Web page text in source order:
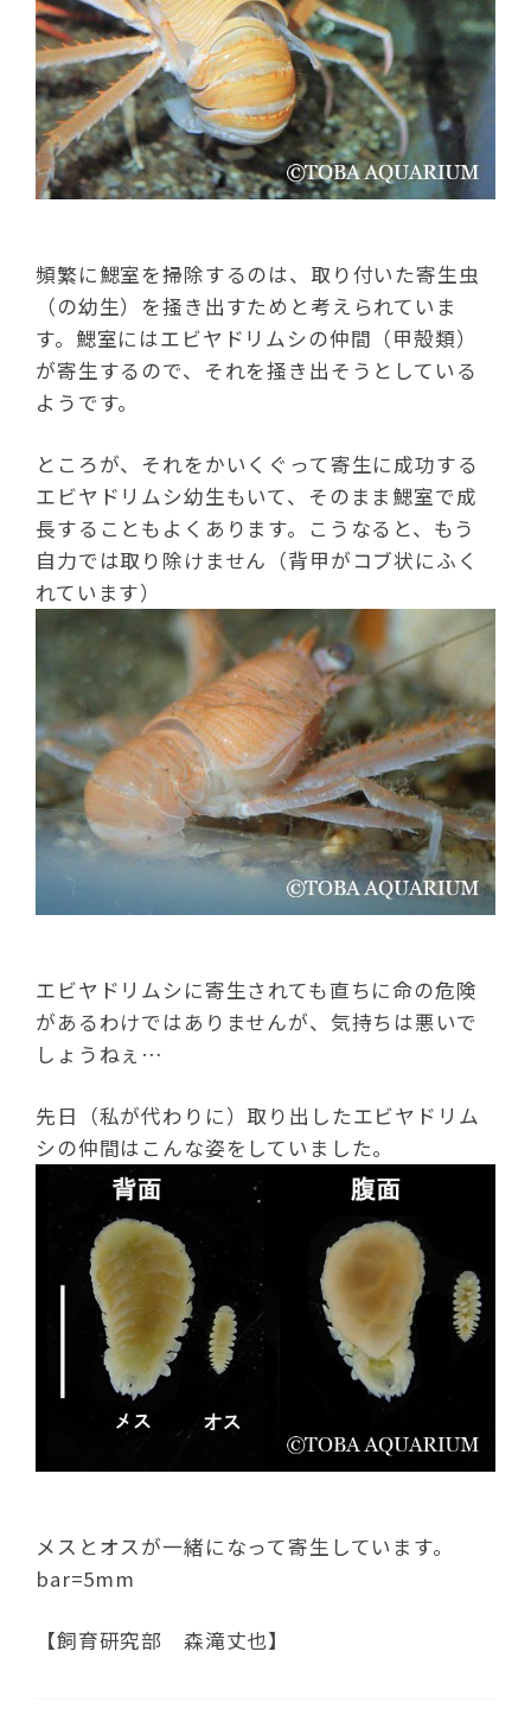
頻繁に鰓室を掃除するのは、取り付いた寄生虫
（の幼生）を掻き出すためと考えられていま
す。鰓室にはエビヤドリムシの仲間（甲殻類）
が寄生するので、それを掻き出そうとしている
ようです。
ところが、それをかいくぐって寄生に成功する
エビヤドリムシ幼生もいて、そのまま鰓室で成
長することもよくあります。こうなると、もう
自力では取り除けません（背甲がコブ状にふく
れています）
エビヤドリムシに寄生されても直ちに命の危険
があるわけではありませんが、気持ちは悪いで
しょうねぇ…
先日（私が代わりに）取り出したエビヤドリム
シの仲間はこんな姿をしていました。
メスとオスが一緒になって寄生しています。
bar=5mm
【飼育研究部 森滝丈也】